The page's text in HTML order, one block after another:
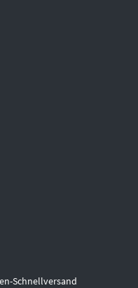
Schnellversand